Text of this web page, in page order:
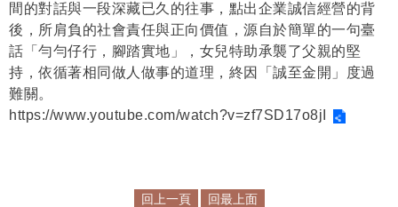
參
觀
展
覽
學
間的對話與一段深藏已久的往事，點出企業誠信經營的背
後，所肩負的社會責任與正向價值，源自於簡單的一句臺
話「勻勻仔行，腳踏實地」，女兒特助承襲了父親的堅
持，依循著相同做人做事的道理，終因「誠至金開」度過
難關。
https://www.youtube.com/watch?v=zf7SD17o8jI
回上一頁 回最上面